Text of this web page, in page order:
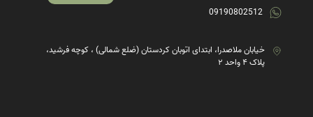
09190802512
خیابان ملاصدرا، ابتدای اتوبان کردستان (ضلع شمالی) ، کوچه فرشید،
پلاک ۴ واحد ۲